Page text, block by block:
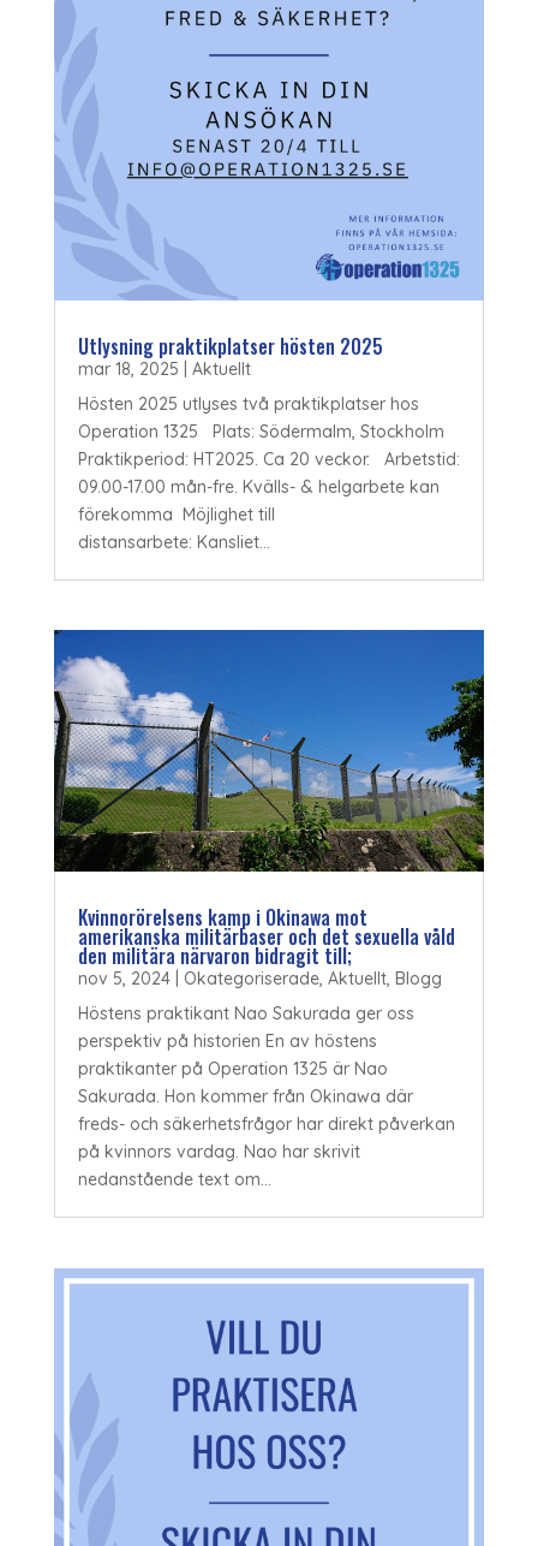
Utlysning praktikplatser hösten 2025
mar 18, 2025
Aktuellt
Hösten 2025 utlyses två praktikplatser hos
Operation 1325 Plats: Södermalm, Stockholm
Praktikperiod: HT2025. Ca 20 veckor. Arbetstid:
09.00-17.00 mån-fre. Kvälls- & helgarbete kan
förekomma Möjlighet till
distansarbete: Kansliet...
Kvinnorörelsens kamp i Okinawa mot
amerikanska militärbaser och det sexuella våld
den militära närvaron bidragit till;
nov 5, 2024| Okategoriserade, Aktuellt, Blogg
Höstens praktikant Nao Sakurada ger oss
perspektiv på historien En av höstens
praktikanter på Operation 1325 är Nao
Sakurada. Hon kommer från Okinawa där
freds- och säkerhetsfrågor har direkt påverkan
på kvinnors vardag. Nao har skrivit
nedanstående text om...